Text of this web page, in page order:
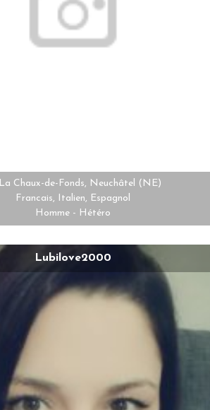
La Chaux-de-Fonds, Neuchâtel (NE)
Francais, Italien, Espagnol
Homme - Hétéro
Lubilove2000